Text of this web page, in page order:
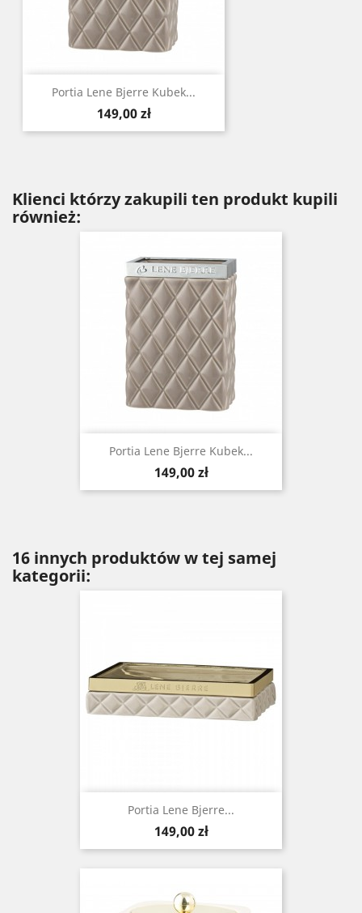
Portia Lene Bjerre Kubek...
Cena
149,00 zł
Klienci którzy zakupili ten produkt kupili
również:
Portia Lene Bjerre Kubek...
Cena
149,00 zł
16 innych produktów w tej samej
kategorii:
Portia Lene Bjerre...
Cena
149,00 zł